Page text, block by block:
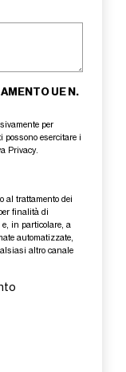
UE N.
per
esercitare i
Privacy.
al trattamento dei
finalità di
e, in particolare, a
automatizzate,
altro canale